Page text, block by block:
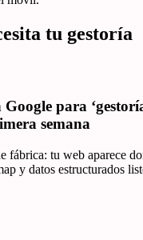
tu gestoría
para
semana
fábrica: tu web aparece
y datos estructurados